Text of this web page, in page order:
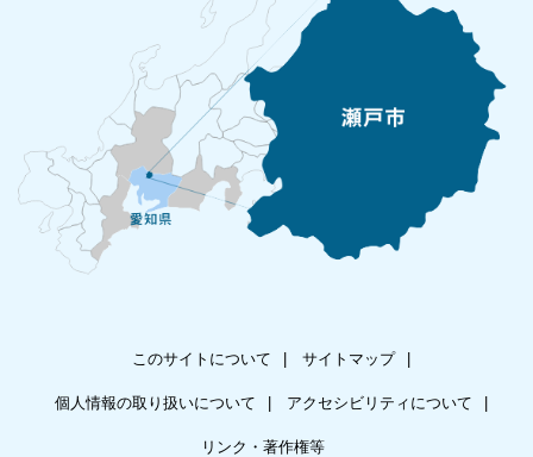
このサイトについて サイトマップ
個人情報の取り扱いについて アクセシビリティについて
リンク・著作権等